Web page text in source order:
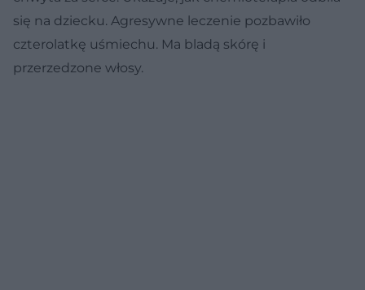
się na dziecku. Agresywne leczenie pozbawiło
czterolatkę uśmiechu. Ma bladą skórę i
przerzedzone włosy.